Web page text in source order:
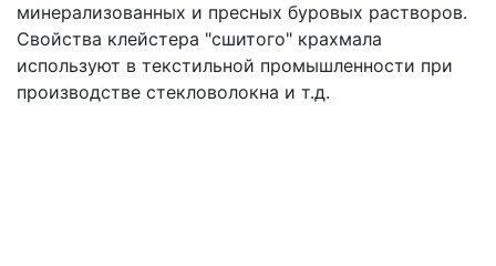
минерализованных и пресных буровых растворов.
Свойства клейстера "сшитого" крахмала
используют в текстильной промышленности при
производстве стекловолокна и т.д.